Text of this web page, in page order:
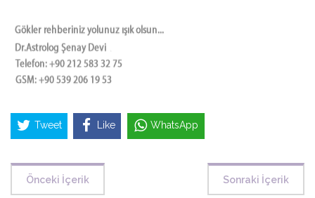
Tweet Like WhatsApp
Önceki İçerik Sonraki İçerik